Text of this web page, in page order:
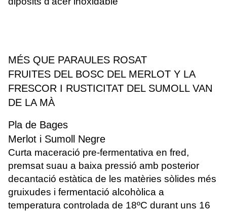
MÉS QUE PARAULES ROSAT
FRUITES DEL BOSC DEL MERLOT Y LA
FRESCOR I RUSTICITAT DEL SUMOLL VAN
DE LA MÀ
Pla de Bages
Merlot i Sumoll Negre
Curta maceració pre-fermentativa en fred,
premsat suau a baixa pressió amb posterior
decantació estàtica de les matèries sòlides més
gruixudes i fermentació alcohòlica a
temperatura controlada de 18ºC durant uns 16